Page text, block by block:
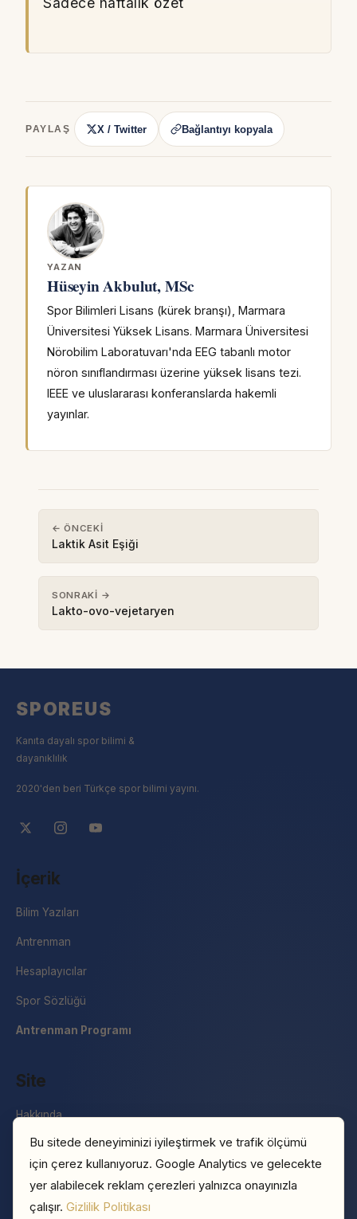
PAYLAŞ X / Twitter Bağlantıyı kopyala
YAZAN
Hüseyin Akbulut, MSc
Spor Bilimleri Lisans (kürek branşı), Marmara
Üniversitesi Yüksek Lisans. Marmara Üniversitesi
Nörobilim Laboratuvarı'nda EEG tabanlı motor
nöron sınıflandırması üzerine yüksek lisans tezi.
IEEE ve uluslararası konferanslarda hakemli
yayınlar.
← ÖNCEKI
Laktik Asit Eşiği
SONRAKI →
Lakto-ovo-vejetaryen
SPOREUS
Kanıta dayalı spor bilimi &
dayanıklılık
2020'den beri Türkçe spor bilimi yayını.
İçerik
Bilim Yazıları
Antrenman
Hesaplayıcılar
Spor Sözlüğü
Antrenman Programı
Site
Hakkında
İletişim
Basın
Gizlilik Politikası
Bu sitede deneyiminizi iyileştirmek ve trafik ölçümü
için çerez kullanıyoruz. Google Analytics ve gelecekte
yer alabilecek reklam çerezleri yalnızca onayınızla
çalışır. Gizlilik Politikası